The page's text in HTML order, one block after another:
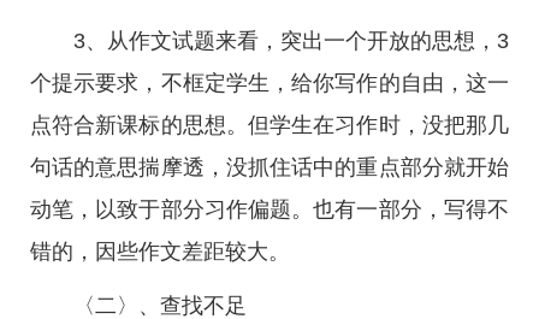
3、从作文试题来看，突出一个开放的思想，3
个提示要求，不框定学生，给你写作的自由，这一
点符合新课标的思想。但学生在习作时，没把那几
句话的意思揣摩透，没抓住话中的重点部分就开始
动笔，以致于部分习作偏题。也有一部分，写得不
错的，因些作文差距较大。
〈二〉、查找不足